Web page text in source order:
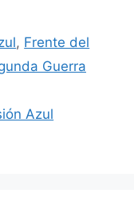
, Frente del
Guerra
Azul